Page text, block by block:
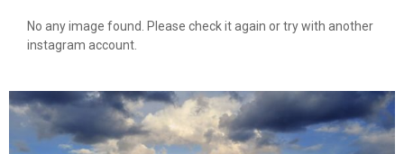
No any image found. Please check it again or try with another
instagram account.